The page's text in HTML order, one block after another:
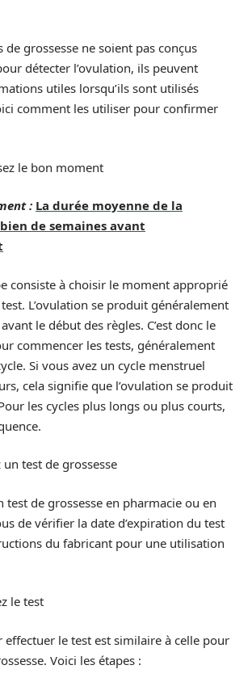
de grossesse ne soient pas conçus
détecter l’ovulation, ils peuvent
utiles lorsqu’ils sont utilisés
comment les utiliser pour confirmer
le bon moment
: La durée moyenne de la
de semaines avant
consiste à choisir le moment approprié
L’ovulation se produit généralement
le début des règles. C’est donc le
commencer les tests, généralement
Si vous avez un cycle menstruel
cela signifie que l’ovulation se produit
les cycles plus longs ou plus courts,
un test de grossesse
test de grossesse en pharmacie ou en
de vérifier la date d’expiration du test
du fabricant pour une utilisation
le test
effectuer le test est similaire à celle pour
Voici les étapes :